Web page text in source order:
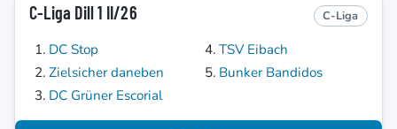
C-Liga Dill 1 II/26 C-Liga
DC Stop
Zielsicher daneben
DC Grüner Escorial
TSV Eibach
Bunker Bandidos